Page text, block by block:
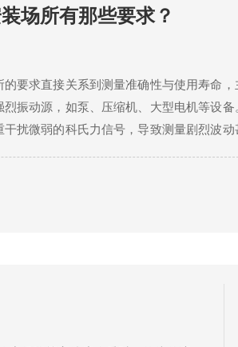
场所有那些要求？
要求直接关系到测量准确性与使用寿命，
振动源，如泵、压缩机、大型电机等设备
扰微弱的科氏力信号，导致测量剧烈波动